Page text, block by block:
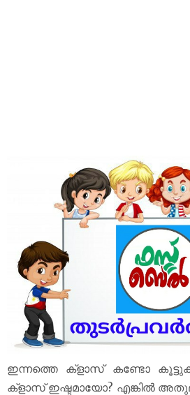
ഇന്നത്തെ ക്‌ളാസ് കണ്ടോ
ക്‌ളാസ് ഇഷ്ടമായോ? എങ്കിൽ